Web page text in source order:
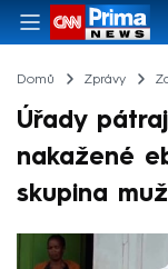
Domů Zprávy
Úřady
nakažené
skupina